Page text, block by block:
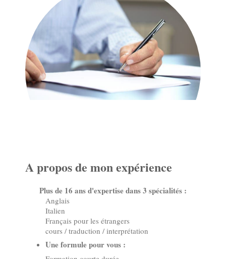
A propos de mon expérience
Plus de 16 ans d'expertise dans 3 spécialités :
Anglais
Italien
Français pour les étrangers
cours / traduction / interprétation
Une formule pour vous :